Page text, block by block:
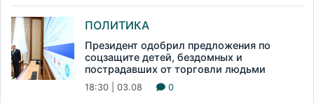
ПОЛИТИКА
Президент одобрил предложения по
соцзащите детей, бездомных и
пострадавших от торговли людьми
18:30 | 03.08 0